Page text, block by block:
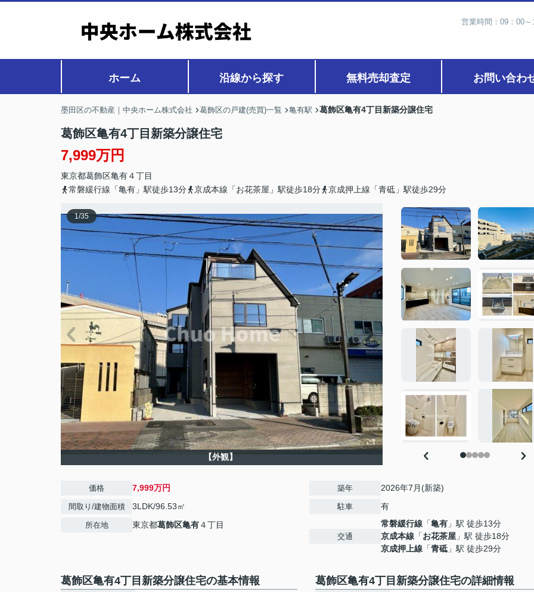
営業時間：09：00
ホーム 沿線から探す 無料売却査定 お問い合わ
墨田区の不動産｜中央ホーム株式会社 葛飾区の戸建(売買)一覧 亀有駅 葛飾区亀有4丁目新築分譲住宅
葛飾区亀有4丁目新築分譲住宅
7,999万円
東京都葛飾区亀有４丁目
常磐緩行線「亀有」駅徒歩13分
京成本線「お花茶屋」駅徒歩18分 京成押上線「青砥」駅徒歩29分
1/35
【外観】
価格 7,999万円
間取り/建物面積 3LDK/96.53㎡
所在地 東京都葛飾区亀有４丁目
築年 2026年7月(新築)
駐車 有
交通
常磐緩行線 「亀有 」駅 徒歩13分
京成本線 「お花茶屋 」駅 徒歩18分
京成押上線 「青砥 」駅 徒歩29分
葛飾区亀有4丁目新築分譲住宅の基本情報 葛飾区亀有4丁目新築分譲住宅の詳細情報